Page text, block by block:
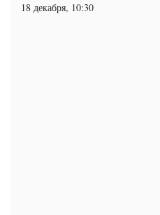
18 декабря, 10:30